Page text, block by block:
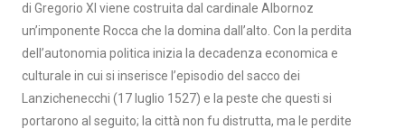
di Gregorio XI viene costruita dal cardinale Albornoz
un’imponente Rocca che la domina dall’alto. Con la perdita
dell’autonomia politica inizia la decadenza economica e
culturale in cui si inserisce l’episodio del sacco dei
Lanzichenecchi (17 luglio 1527) e la peste che questi si
portarono al seguito; la città non fu distrutta, ma le perdite